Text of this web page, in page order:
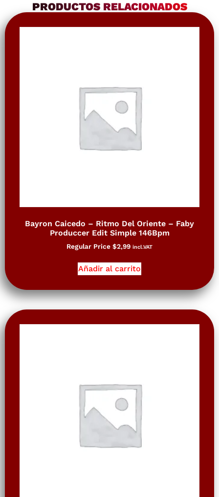
PRODUCTOS RELACIONADOS
Bayron Caicedo – Ritmo Del Oriente – Faby
Produccer Edit Simple 146Bpm
Regular Price $2,99 incl.VAT
Añadir al carrito